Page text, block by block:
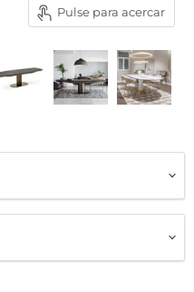
Pulse para acercar